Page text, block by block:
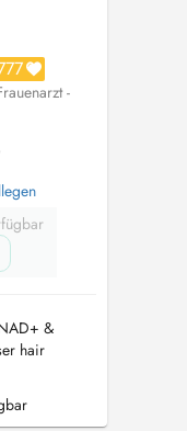
-
&
hair
--> Doctena